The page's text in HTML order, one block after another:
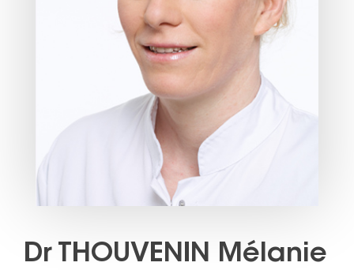
Dr THOUVENIN Mélanie